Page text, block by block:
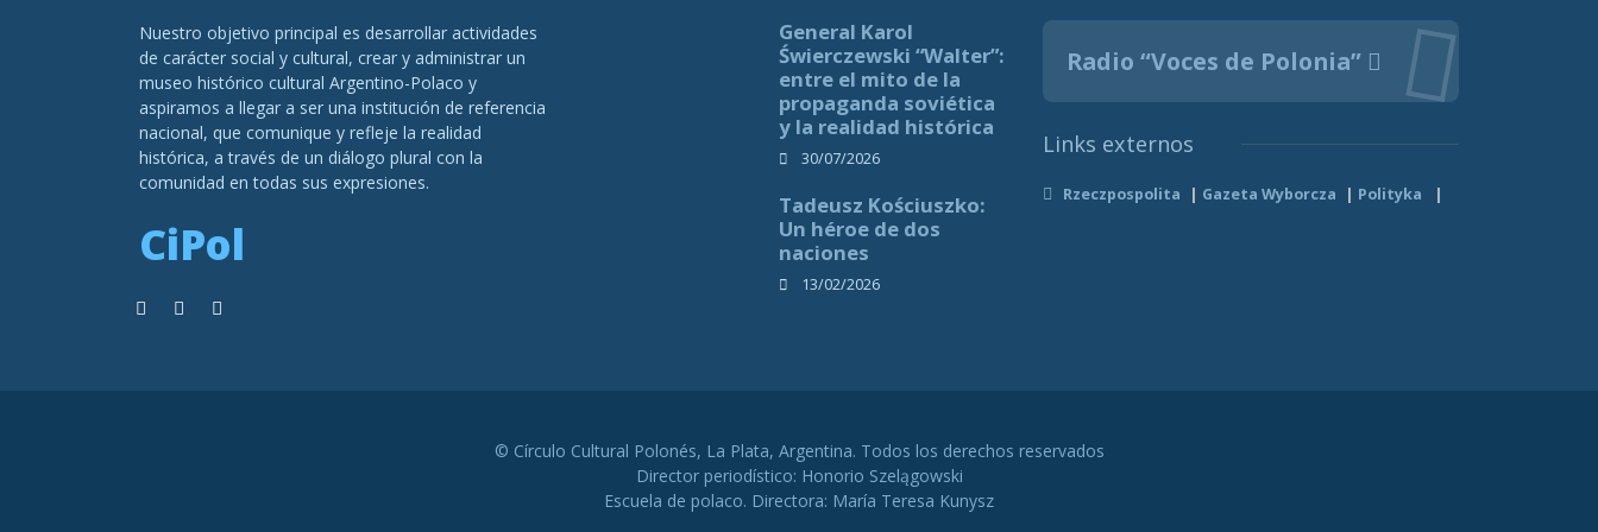
Nuestro objetivo principal es desarrollar actividades
de carácter social y cultural, crear y administrar un
museo histórico cultural Argentino-Polaco y
aspiramos a llegar a ser una institución de referencia
nacional, que comunique y refleje la realidad
histórica, a través de un diálogo plural con la
comunidad en todas sus expresiones.
CiPol
General Karol
Świerczewski “Walter”:
entre el mito de la
propaganda soviética
y la realidad histórica
30/07/2026
Tadeusz Kościuszko:
Un héroe de dos
naciones
13/02/2026
Radio “Voces de Polonia”
Links externos
Rzeczpospolita Gazeta Wyborcza Polityka
© Círculo Cultural Polonés, La Plata, Argentina. Todos los derechos reservados
Director periodístico: Honorio Szelągowski
Escuela de polaco. Directora: María Teresa Kunysz